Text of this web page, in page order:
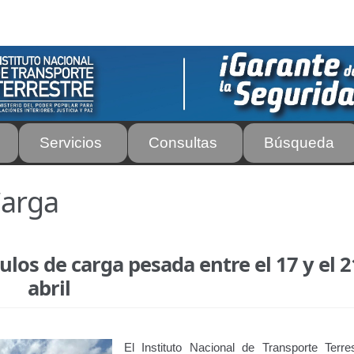
Servicios Consultas Búsqueda
para Efectos Consulares con Apostilla Electrónica – Servicio
Público de Personas Modalidad Periférico (RUTAS
e Instructores de Manejo
Licencia para Conducir – Servicio Frecuente
de carga pesada entre el 17 y el
abril
El Instituto Nacional de Transporte